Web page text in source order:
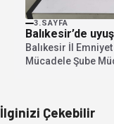
3.SAYFA
Balıkesir’de
Balıkesir İl
Mücadele Şube
İlginizi Çekebilir